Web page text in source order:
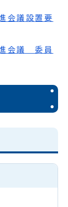
会議設置要
会議＿委員